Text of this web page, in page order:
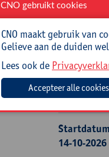
17-11-
18-11-
03-12-
14-10-2026
CNO gebruikt cookies
CNO maakt gebruik van
Gelieve aan de duiden
Lees ook de